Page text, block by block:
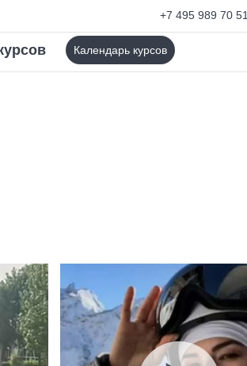
+7 495 989 70 51
Календарь курсов